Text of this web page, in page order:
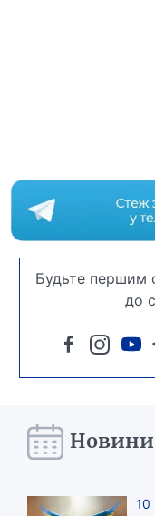
Будьте першим
до
Новини
10